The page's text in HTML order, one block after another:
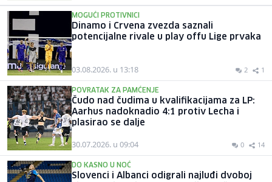
MOGUĆI PROTIVNICI
Dinamo i Crvena zvezda saznali
potencijalne rivale u play offu Lige prvaka
03.08.2026. u 13:18 2 1
POVRATAK ZA PAMĆENJE
Čudo nad čudima u kvalifikacijama za LP:
Aarhus nadoknadio 4:1 protiv Lecha i
plasirao se dalje
30.07.2026. u 09:04 0 14
DO KASNO U NOĆ
Slovenci i Albanci odigrali najluđi dvoboj